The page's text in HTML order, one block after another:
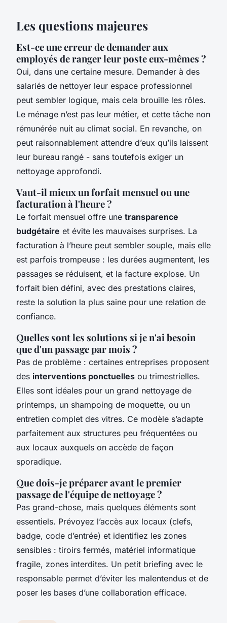
Les questions majeures
Est-ce une erreur de demander aux
employés de ranger leur poste eux-mêmes ?
Oui, dans une certaine mesure. Demander à des
salariés de nettoyer leur espace professionnel
peut sembler logique, mais cela brouille les rôles.
Le ménage n’est pas leur métier, et cette tâche non
rémunérée nuit au climat social. En revanche, on
peut raisonnablement attendre d’eux qu’ils laissent
leur bureau rangé - sans toutefois exiger un
nettoyage approfondi.
Vaut-il mieux un forfait mensuel ou une
facturation à l'heure ?
Le forfait mensuel offre une transparence
budgétaire et évite les mauvaises surprises. La
facturation à l’heure peut sembler souple, mais elle
est parfois trompeuse : les durées augmentent, les
passages se réduisent, et la facture explose. Un
forfait bien défini, avec des prestations claires,
reste la solution la plus saine pour une relation de
confiance.
Quelles sont les solutions si je n'ai besoin
que d'un passage par mois ?
Pas de problème : certaines entreprises proposent
des interventions ponctuelles ou trimestrielles.
Elles sont idéales pour un grand nettoyage de
printemps, un shampoing de moquette, ou un
entretien complet des vitres. Ce modèle s’adapte
parfaitement aux structures peu fréquentées ou
aux locaux auxquels on accède de façon
sporadique.
Que dois-je préparer avant le premier
passage de l'équipe de nettoyage ?
Pas grand-chose, mais quelques éléments sont
essentiels. Prévoyez l’accès aux locaux (clefs,
badge, code d’entrée) et identifiez les zones
sensibles : tiroirs fermés, matériel informatique
fragile, zones interdites. Un petit briefing avec le
responsable permet d’éviter les malentendus et de
poser les bases d’une collaboration efficace.